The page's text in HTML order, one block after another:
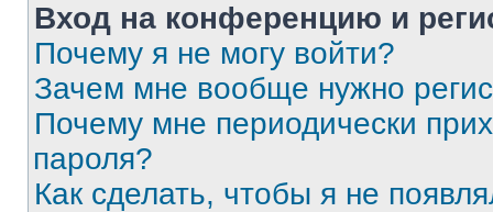
Вход на конференцию и
Почему я не могу войти?
Зачем мне вообще нужно
Почему мне периодически
пароля?
Как сделать, чтобы я не